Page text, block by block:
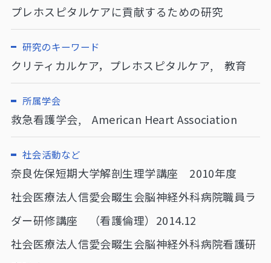
プレホスピタルケアに貢献するための研究
研究のキーワード
クリティカルケア，プレホスピタルケア, 教育
所属学会
救急看護学会, American Heart Association
社会活動など
奈良佐保短期大学解剖生理学講座 2010年度
社会医療法人信愛会畷生会脳神経外科病院職員ラ
ダー研修講座 （看護倫理）2014.12
社会医療法人信愛会畷生会脳神経外科病院看護研